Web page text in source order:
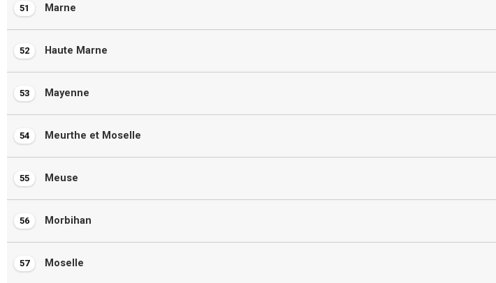
51 Marne
52 Haute Marne
53 Mayenne
54 Meurthe et Moselle
55 Meuse
56 Morbihan
57 Moselle